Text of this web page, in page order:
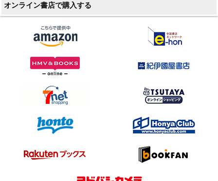
オンライン書店で購入する